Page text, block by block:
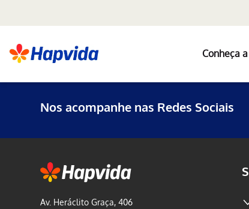
Conheça
Nos acompanhe nas Redes Sociais
Av. Heráclito Graça, 406